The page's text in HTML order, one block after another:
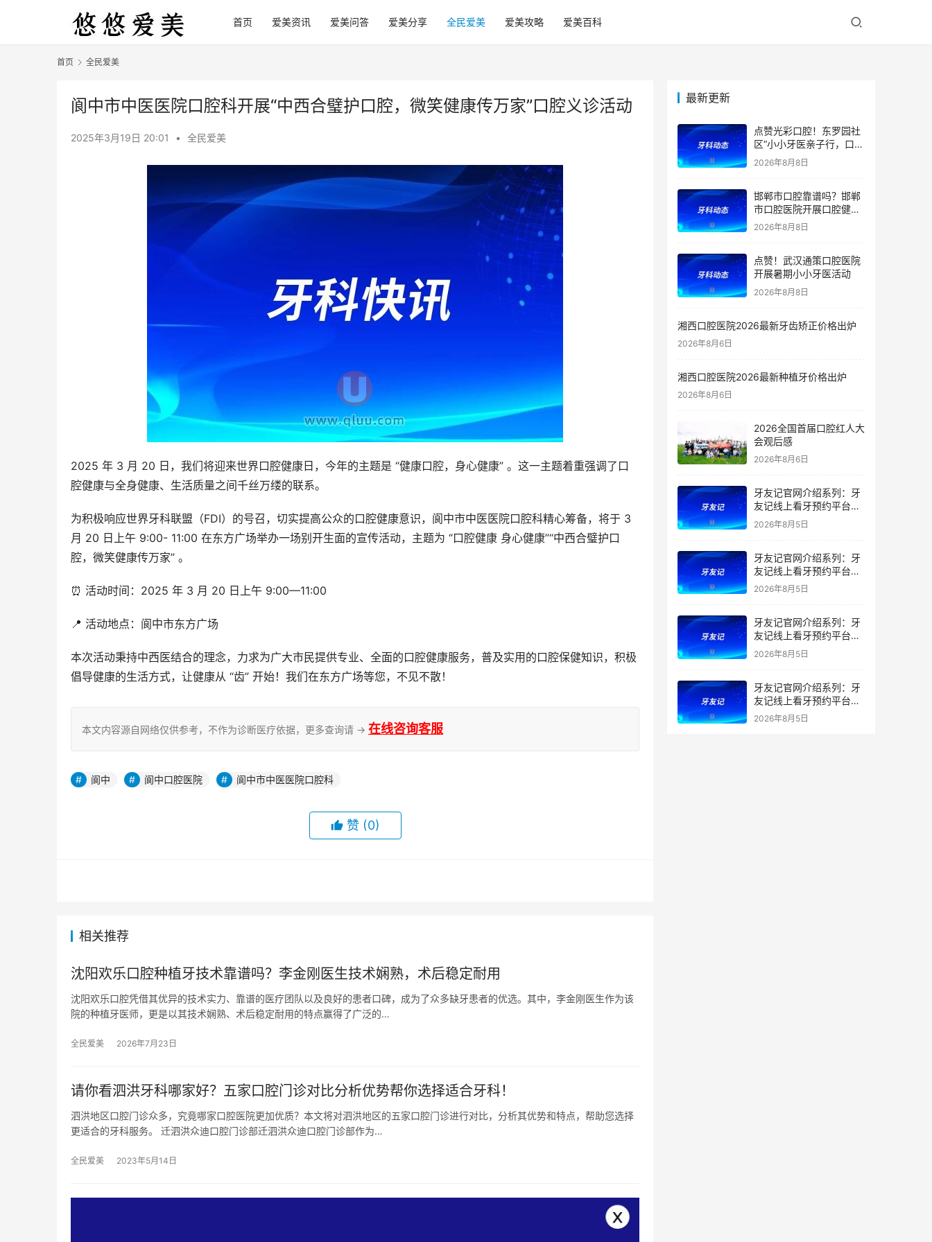
首页 爱美资讯 爱美问答 爱美分享 全民爱美 爱美攻略 爱美百科
首页 全民爱美
阆中市中医医院口腔科开展“中西合璧护口腔，微笑健康传万家”口腔义诊活动
2025年3月19日 20:01 • 全民爱美
2025 年 3 月 20 日，我们将迎来世界口腔健康日，今年的主题是 “健康口腔，身心健康” 。这一主题着重强调了口
腔健康与全身健康、生活质量之间千丝万缕的联系。
为积极响应世界牙科联盟（FDI）的号召，切实提高公众的口腔健康意识，阆中市中医医院口腔科精心筹备，将于 3
月 20 日上午 9:00- 11:00 在东方广场举办一场别开生面的宣传活动，主题为 “口腔健康 身心健康”“中西合璧护口
腔，微笑健康传万家” 。
⏰ 活动时间：2025 年 3 月 20 日上午 9:00—11:00
📍 活动地点：阆中市东方广场
本次活动秉持中西医结合的理念，力求为广大市民提供专业、全面的口腔健康服务，普及实用的口腔保健知识，积极
倡导健康的生活方式，让健康从 “齿” 开始！我们在东方广场等您，不见不散！
本文内容源自网络仅供参考，不作为诊断医疗依据，更多查询请 → 在线咨询客服
阆中 阆中口腔医院 阆中市中医医院口腔科
赞 (0)
相关推荐
沈阳欢乐口腔种植牙技术靠谱吗？李金刚医生技术娴熟，术后稳定耐用
沈阳欢乐口腔凭借其优异的技术实力、靠谱的医疗团队以及良好的患者口碑，成为了众多缺牙患者的优选。其中，李金刚医生作为该
院的种植牙医师，更是以其技术娴熟、术后稳定耐用的特点赢得了广泛的…
全民爱美 2026年7月23日
请你看泗洪牙科哪家好？五家口腔门诊对比分析优势帮你选择适合牙科！
泗洪地区口腔门诊众多，究竟哪家口腔医院更加优质？本文将对泗洪地区的五家口腔门诊进行对比，分析其优势和特点，帮助您选择
更适合的牙科服务。 迁泗洪众迪口腔门诊部迁泗洪众迪口腔门诊部作为…
全民爱美 2023年5月14日
最新更新
点赞光彩口腔！东罗园社
区“小小牙医亲子行，口腔
健康伴成长”亲子活动
2026年8月8日
邯郸市口腔靠谱吗？邯郸
市口腔医院开展口腔健康
宣教公益活动
2026年8月8日
点赞！武汉通策口腔医院
开展暑期小小牙医活动
2026年8月8日
湘西口腔医院2026最新牙齿矫正价格出炉
2026年8月6日
湘西口腔医院2026最新种植牙价格出炉
2026年8月6日
2026全国首届口腔红人大
会观后感
2026年8月6日
牙友记官网介绍系列：牙
友记线上看牙预约平台是
干什么的？靠谱吗？
2026年8月5日
牙友记官网介绍系列：牙
友记线上看牙预约平台让
看牙不再靠运气
2026年8月5日
牙友记官网介绍系列：牙
友记线上看牙预约平台打
破口腔行业专业壁垒新手
友好零门槛
2026年8月5日
牙友记官网介绍系列：牙
友记线上看牙预约平台落
地同城就诊经验打破未知
2026年8月5日